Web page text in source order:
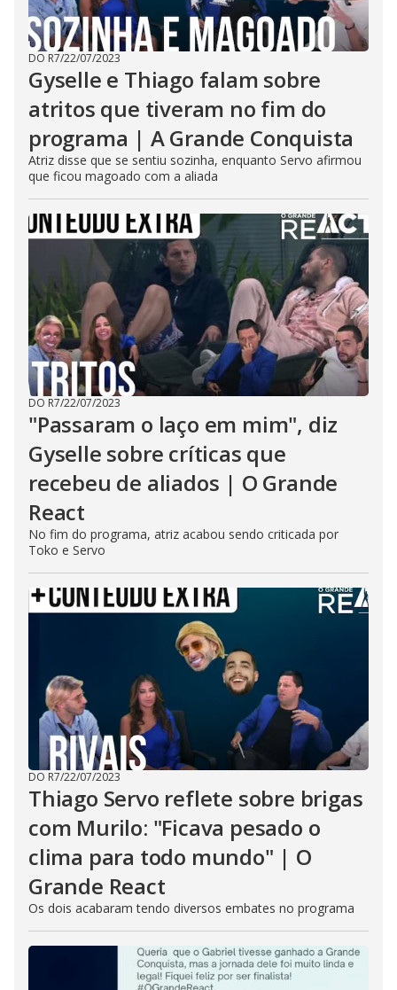
DO R7/22/07/2023
Gyselle e Thiago falam sobre
atritos que tiveram no fim do
programa | A Grande Conquista
Atriz disse que se sentiu sozinha, enquanto Servo afirmou
que ficou magoado com a aliada
DO R7/22/07/2023
"Passaram o laço em mim", diz
Gyselle sobre críticas que
recebeu de aliados | O Grande
React
No fim do programa, atriz acabou sendo criticada por
Toko e Servo
DO R7/22/07/2023
Thiago Servo reflete sobre brigas
com Murilo: "Ficava pesado o
clima para todo mundo" | O
Grande React
Os dois acabaram tendo diversos embates no programa